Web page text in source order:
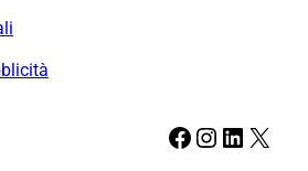
Facebook Instagram LinkedIn X